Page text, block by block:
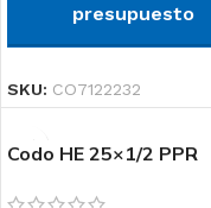
presupuesto
SKU: CO7122232
Codo HE 25×1/2 PPR